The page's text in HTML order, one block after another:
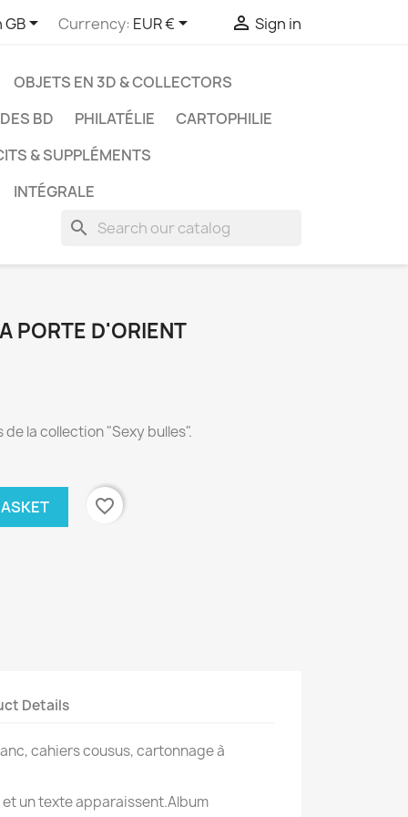
GB Currency: EUR €  Sign in
OBJETS EN 3D & COLLECTORS
BD PHILATÉLIE
CARTOPHILIE
& SUPPLÉMENTS
INTÉGRALE
search
PORTE D'ORIENT
la collection "Sexy bulles".
favorite_border
Details
cahiers cousus, cartonnage à
un texte apparaissent.Album